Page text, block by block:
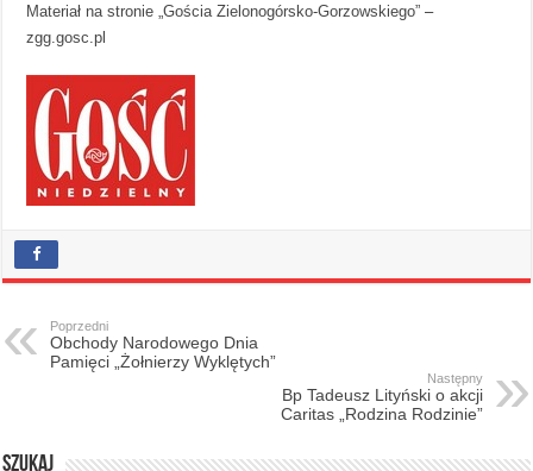
Materiał na stronie „Gościa Zielonogórsko-Gorzowskiego” –
zgg.gosc.pl
Poprzedni
Obchody Narodowego Dnia
Pamięci „Żołnierzy Wyklętych”
Następny
Bp Tadeusz Lityński o akcji
Caritas „Rodzina Rodzinie”
Szukaj